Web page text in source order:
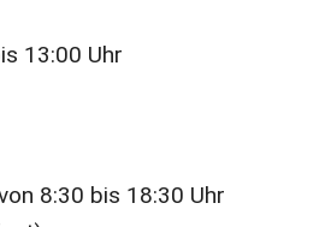
13:00 Uhr
8:30 bis 18:30 Uhr